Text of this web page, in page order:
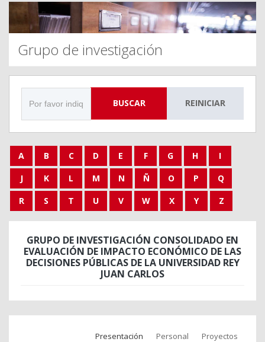
Grupo de investigación
BUSCAR REINICIAR
A B C D E F G H
I
J
K L M N Ñ O P
Q
R
S T U V W X Y Z
GRUPO DE INVESTIGACIÓN CONSOLIDADO EN
EVALUACIÓN DE IMPACTO ECONÓMICO DE LAS
DECISIONES PÚBLICAS DE LA UNIVERSIDAD REY
JUAN CARLOS
Presentación Personal Proyectos